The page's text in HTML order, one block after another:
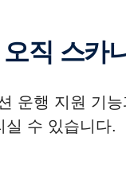
오직 스
운행 지원 기
실 수 있습니다.